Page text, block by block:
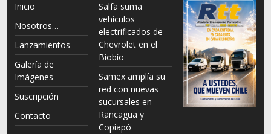
Inicio
Nosotros…
Lanzamientos
Galería de
Imágenes
Suscripción
Contacto
Salfa suma
vehículos
electrificados de
Chevrolet en el
Biobío
Samex amplía su
red con nuevas
sucursales en
Rancagua y
Copiapó